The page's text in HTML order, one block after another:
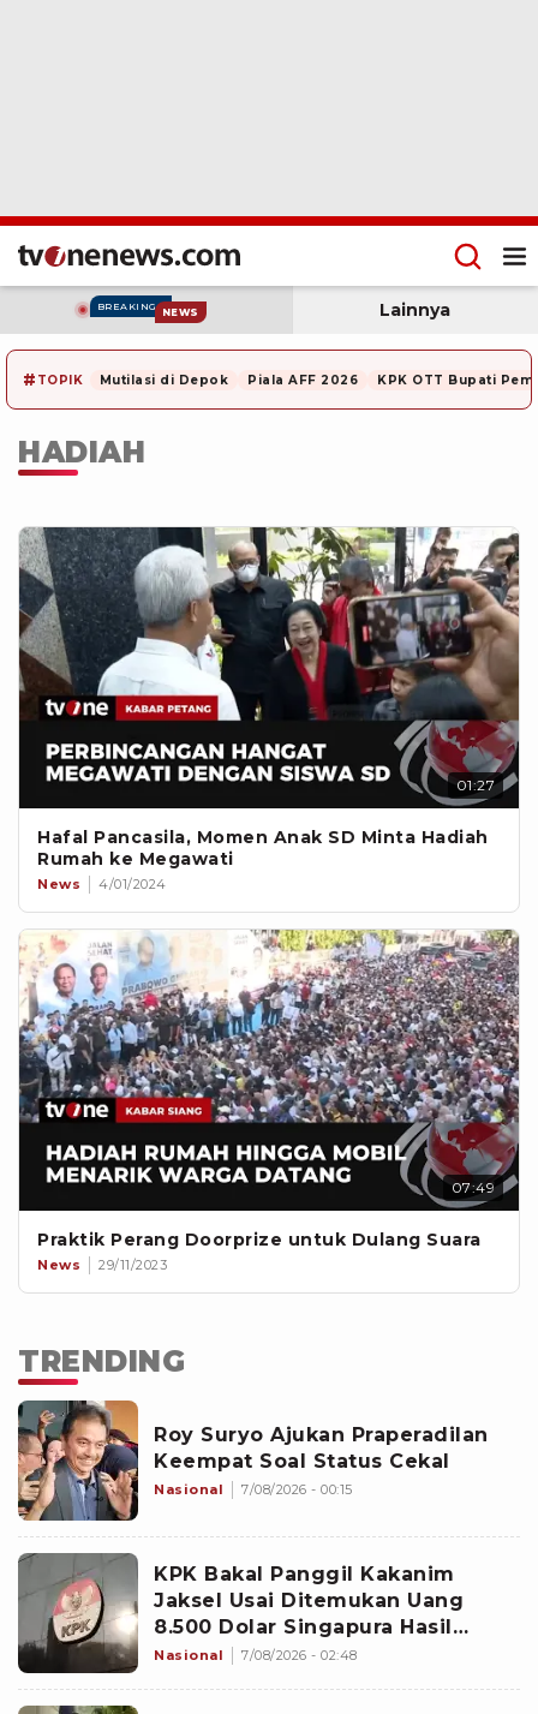
BREAKING NEWS Lainnya
# TOPIK Mutilasi di Depok Piala AFF 2026 KPK OTT Bupati
HADIAH
01:27
Hafal Pancasila, Momen Anak SD Minta Hadiah
Rumah ke Megawati
News 4/01/2024
07:49
Praktik Perang Doorprize untuk Dulang Suara
News 29/11/2023
TRENDING
Roy Suryo Ajukan Praperadilan
Keempat Soal Status Cekal
Nasional 7/08/2026 - 00:15
KPK Bakal Panggil Kakanim
Jaksel Usai Ditemukan Uang
8.500 Dolar Singapura Hasil
Penggeledahan
Nasional 7/08/2026 - 02:48